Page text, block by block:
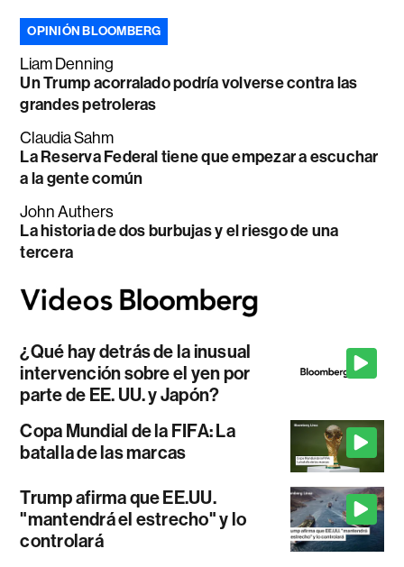
OPINIÓN BLOOMBERG
Liam Denning
Un Trump acorralado podría volverse contra las
grandes petroleras
Claudia Sahm
La Reserva Federal tiene que empezar a escuchar
a la gente común
John Authers
La historia de dos burbujas y el riesgo de una
tercera
¿Qué hay detrás de la inusual
intervención sobre el yen por
parte de EE. UU. y Japón?
Copa Mundial de la FIFA: La
batalla de las marcas
Trump afirma que EE.UU.
"mantendrá el estrecho" y lo
controlará